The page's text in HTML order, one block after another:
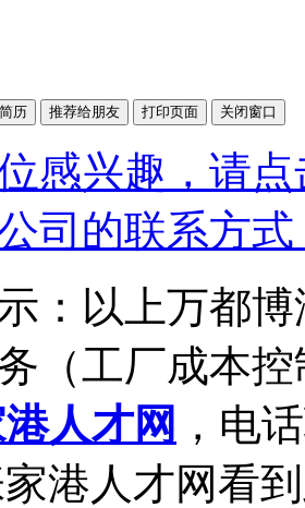
感兴趣，请
司的联系方式
：以上万都
（工厂成本
人才网 ，电
港人才网看